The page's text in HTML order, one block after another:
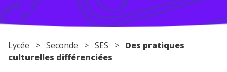
Conseils pour les parents
Lycée > Seconde > SES > Des pratiques
culturelles différenciées